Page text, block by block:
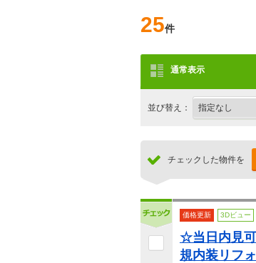
25件
通常表示
並び替え：
チェックした物件を
価格更新 3Dビュー
☆当日内見
規内装リフ